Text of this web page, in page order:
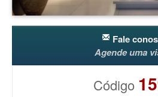
Fale
Agende uma
Código